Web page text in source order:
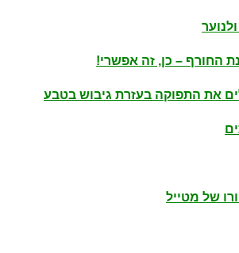
החורף – כן, זה אפשרי!
של מטייל